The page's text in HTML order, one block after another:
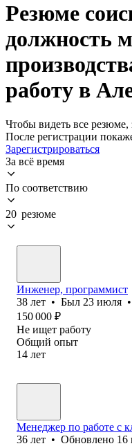
Резюме
должность
работу в
Чтобы видеть все резюме,
После регистрации
Зарегистрироваться
За всё время
По соответствию
20 резюме
Инженер, программист
38 лет • Был 23 июля •
150 000 ₽
Не ищет работу
Общий опыт
14 лет
Менеджер по работе с
36 лет • Обновлено 16